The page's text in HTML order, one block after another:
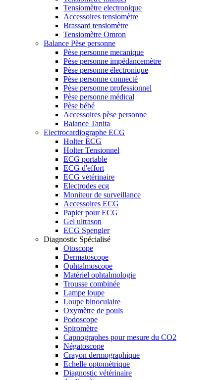
Tensiomètre electronique
Accessoires tensiomètre
Brassard tensiomètre
Tensiomètre Omron
Balance Pèse personne
Pèse personne mecanique
Pèse personne impédancemètre
Pèse personne électronique
Pèse personne connecté
Pèse personne professionnel
Pèse personne médical
Pèse bébé
Accessoires pèse personne
Balance Tanita
Electrocardiographe ECG
Holter ECG
Holter Tensionnel
ECG portable
ECG d'effort
ECG vétérinaire
Electrodes ecg
Moniteur de surveillance
Accessoires ECG
Papier pour ECG
Gel ultrason
ECG Spengler
Diagnostic Spécialisé
Otoscope
Dermatoscope
Ophtalmoscope
Matériel ophtalmologie
Trousse combinée
Lampe loupe
Loupe binoculaire
Oxymètre de pouls
Podoscope
Spiromètre
Capnographes pour mesure du CO2
Négatoscope
Crayon dermographique
Echelle optométrique
Diagnostic vétérinaire